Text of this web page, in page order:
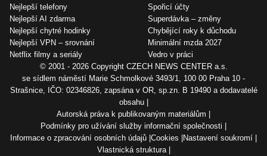
Nejlepší telefony
Nejlepší AI zdarma
Nejlepší chytré hodinky
Nejlepší VPN – srovnání
Netflix filmy a seriály
Spořicí účty
Superdávka – změny
Chybějící roky k důchodu
Minimální mzda 2027
Vedro v práci
© 2001 - 2026 Copyright CZECH NEWS CENTER a.s.
se sídlem náměstí Marie Schmolkové 3493/1, 100 00 Praha 10 -
Strašnice, IČO: 02346826, zapsána v OR, sp.zn. B 19490 a dodavatelé
obsahu
Autorská práva k publikovaným materiálům
Podmínky pro užívání služby informační společnosti
Informace o zpracování osobních údajů Cookies Nastavení soukromí
Vlastnická struktura